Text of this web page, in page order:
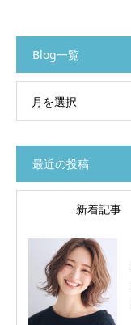
Blog一覧
月を選択
最近の投稿
新着記事